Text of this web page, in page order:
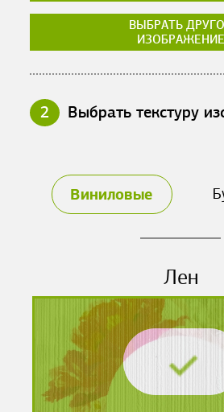
ВЫБРАТЬ
ИЗОБРАЖЕНИЕ
2 Выбрать текстуру
Виниловые
Лен